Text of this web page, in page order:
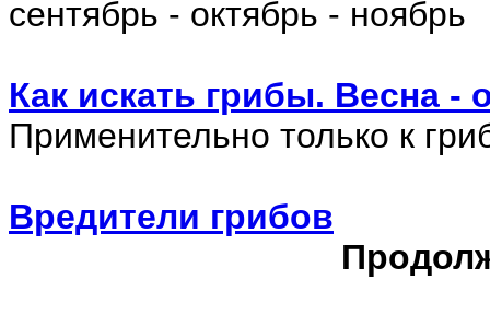
сентябрь - октябрь - ноябрь
Как искать грибы. Весна -
Применительно только к
Вредители грибов